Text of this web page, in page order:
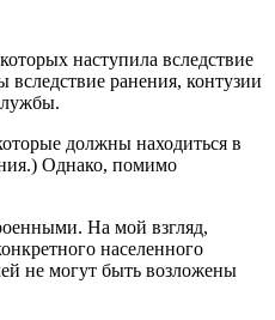
наступила вследствие
ранения, контузии
должны находиться в
Однако, помимо
На мой взгляд,
населенного
не могут быть возложены